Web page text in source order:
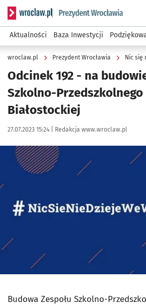
Serwis informacyjny wroclaw.pl
Aktualności Baza Inwestycji
wroclaw.pl Prezydent Wrocławia Nic się
Odcinek 192 - na
Szkolno-
Białostockiej
Data publikacji:
27.07.2023 15:24 | Autor:
Redakcja www.wroclaw.pl
Kliknij, aby powiększyć
Budowa Zespołu Szkolno-